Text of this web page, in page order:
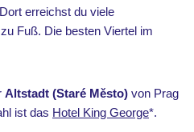
erreichst du viele
Fuß. Die besten Viertel im
Altstadt (Staré Město) von Prag
ist das Hotel King George*.